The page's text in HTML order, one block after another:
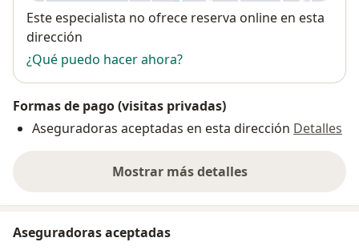
Disponibilidad
Este especialista no ofrece reserva online en esta
dirección
¿Qué puedo hacer ahora?
Formas de pago (visitas privadas)
Aseguradoras aceptadas en esta dirección Detalles
Mostrar más detalles
sobre la dirección
Aseguradoras aceptadas